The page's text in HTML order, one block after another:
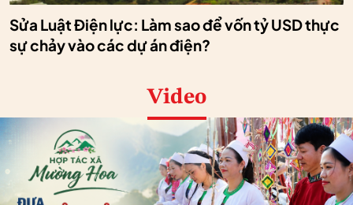
Sửa Luật Điện lực: Làm sao để vốn tỷ USD thực
sự chảy vào các dự án điện?
Video